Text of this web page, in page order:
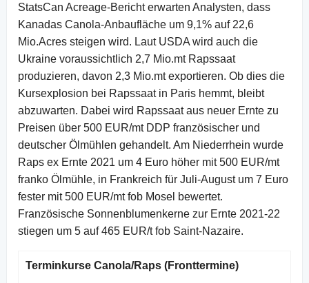
StatsCan Acreage-Bericht erwarten Analysten, dass
Kanadas Canola-Anbaufläche um 9,1% auf 22,6
Mio.Acres steigen wird. Laut USDA wird auch die
Ukraine voraussichtlich 2,7 Mio.mt Rapssaat
produzieren, davon 2,3 Mio.mt exportieren. Ob dies die
Kursexplosion bei Rapssaat in Paris hemmt, bleibt
abzuwarten. Dabei wird Rapssaat aus neuer Ernte zu
Preisen über 500 EUR/mt DDP französischer und
deutscher Ölmühlen gehandelt. Am Niederrhein wurde
Raps ex Ernte 2021 um 4 Euro höher mit 500 EUR/mt
franko Ölmühle, in Frankreich für Juli-August um 7 Euro
fester mit 500 EUR/mt fob Mosel bewertet.
Französische Sonnenblumenkerne zur Ernte 2021-22
stiegen um 5 auf 465 EUR/t fob Saint-Nazaire.
Terminkurse Canola/Raps (Fronttermine)